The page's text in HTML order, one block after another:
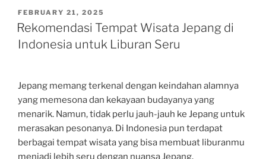
POSTED
ON
FEBRUARY 21, 2025
Rekomendasi Tempat Wisata Jepang di
Indonesia untuk Liburan Seru
Jepang memang terkenal dengan keindahan alamnya
yang memesona dan kekayaan budayanya yang
menarik. Namun, tidak perlu jauh-jauh ke Jepang untuk
merasakan pesonanya. Di Indonesia pun terdapat
berbagai tempat wisata yang bisa membuat liburanmu
menjadi lebih seru dengan nuansa Jepang.